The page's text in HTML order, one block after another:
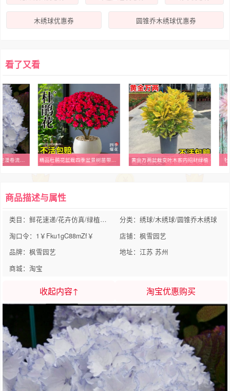
木绣球优惠券 圆锥乔木绣球优惠券
看了又看
4.埃及艳后星集彩梦星空漫卷流光巡恋歌大花绣球植物盆栽花卉花苗 精品杜鹃花盆栽四季盆景树苗带花苞老桩进口野生西洋名贵大棵花卉 黄金万两盆栽变叶木客内招财绿植
商品描述与属性
类目：鲜花速递/花卉仿真/绿植园艺
分类：绣球/木绣球/圆锥乔木绣球
淘口令：1￥Fku1gC88mZf￥
店铺：枫雪园艺
品牌：枫雪园艺
地址：江苏 苏州
商城：淘宝
收起内容↑ 淘宝优惠购买